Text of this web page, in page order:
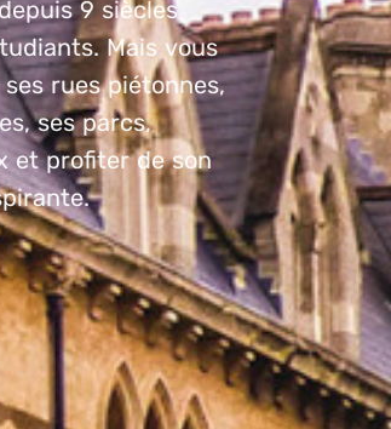
9 siècles
Mais vous
rues piétonnes,
ses parcs,
et profiter de son